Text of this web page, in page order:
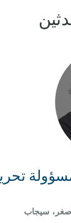
تحرير
سيجاب